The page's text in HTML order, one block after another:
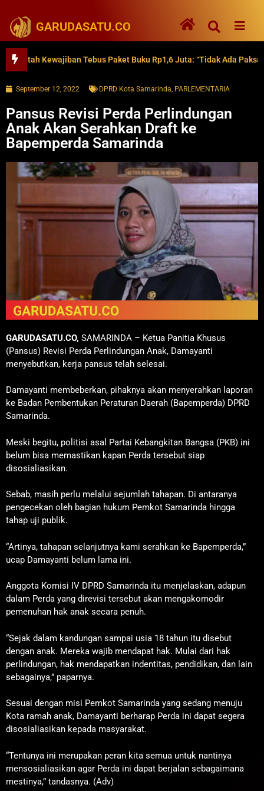
GARUDASATU.CO
Kewajiban Tebus Paket Buku Rp1,6 Juta: “Tidak Ada Paksaan”
September 12, 2022 DPRD Kota Samarinda, PARLEMENTARIA
Pansus Revisi Perda Perlindungan
Anak Akan Serahkan Draft ke
Bapemperda Samarinda
GARUDASATU.CO, SAMARINDA – Ketua Panitia Khusus
(Pansus) Revisi Perda Perlindungan Anak, Damayanti
menyebutkan, kerja pansus telah selesai.
Damayanti membeberkan, pihaknya akan menyerahkan laporan
ke Badan Pembentukan Peraturan Daerah (Bapemperda) DPRD
Samarinda.
Meski begitu, politisi asal Partai Kebangkitan Bangsa (PKB) ini
belum bisa memastikan kapan Perda tersebut siap
disosialiasikan.
Sebab, masih perlu melalui sejumlah tahapan. Di antaranya
pengecekan oleh bagian hukum Pemkot Samarinda hingga
tahap uji publik.
“Artinya, tahapan selanjutnya kami serahkan ke Bapemperda,”
ucap Damayanti belum lama ini.
Anggota Komisi IV DPRD Samarinda itu menjelaskan, adapun
dalam Perda yang direvisi tersebut akan mengakomodir
pemenuhan hak anak secara penuh.
“Sejak dalam kandungan sampai usia 18 tahun itu disebut
dengan anak. Mereka wajib mendapat hak. Mulai dari hak
perlindungan, hak mendapatkan indentitas, pendidikan, dan lain
sebagainya,” paparnya.
Sesuai dengan misi Pemkot Samarinda yang sedang menuju
Kota ramah anak, Damayanti berharap Perda ini dapat segera
disosialiasikan kepada masyarakat.
“Tentunya ini merupakan peran kita semua untuk nantinya
mensosialiasikan agar Perda ini dapat berjalan sebagaimana
mestinya,” tandasnya. (Adv)